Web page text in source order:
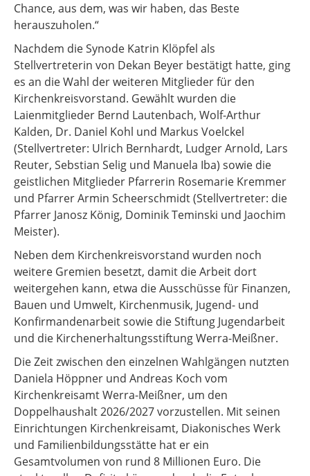
Chance, aus dem, was wir haben, das Beste
herauszuholen.“
Nachdem die Synode Katrin Klöpfel als
Stellvertreterin von Dekan Beyer bestätigt hatte, ging
es an die Wahl der weiteren Mitglieder für den
Kirchenkreisvorstand. Gewählt wurden die
Laienmitglieder Bernd Lautenbach, Wolf-Arthur
Kalden, Dr. Daniel Kohl und Markus Voelckel
(Stellvertreter: Ulrich Bernhardt, Ludger Arnold, Lars
Reuter, Sebstian Selig und Manuela Iba) sowie die
geistlichen Mitglieder Pfarrerin Rosemarie Kremmer
und Pfarrer Armin Scheerschmidt (Stellvertreter: die
Pfarrer Janosz König, Dominik Teminski und Jaochim
Meister).
Neben dem Kirchenkreisvorstand wurden noch
weitere Gremien besetzt, damit die Arbeit dort
weitergehen kann, etwa die Ausschüsse für Finanzen,
Bauen und Umwelt, Kirchenmusik, Jugend- und
Konfirmandenarbeit sowie die Stiftung Jugendarbeit
und die Kirchenerhaltungsstiftung Werra-Meißner.
Die Zeit zwischen den einzelnen Wahlgängen nutzten
Daniela Höppner und Andreas Koch vom
Kirchenkreisamt Werra-Meißner, um den
Doppelhaushalt 2026/2027 vorzustellen. Mit seinen
Einrichtungen Kirchenkreisamt, Diakonisches Werk
und Familienbildungsstätte hat er ein
Gesamtvolumen von rund 8 Millionen Euro. Die